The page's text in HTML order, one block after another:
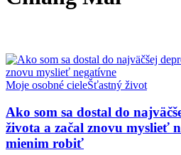
Ako
sa
dostal
do
najväčšej
Moje osobné cieleŠťastný život
Ako som sa dostal do
života a začal znovu myslieť
mienim robiť